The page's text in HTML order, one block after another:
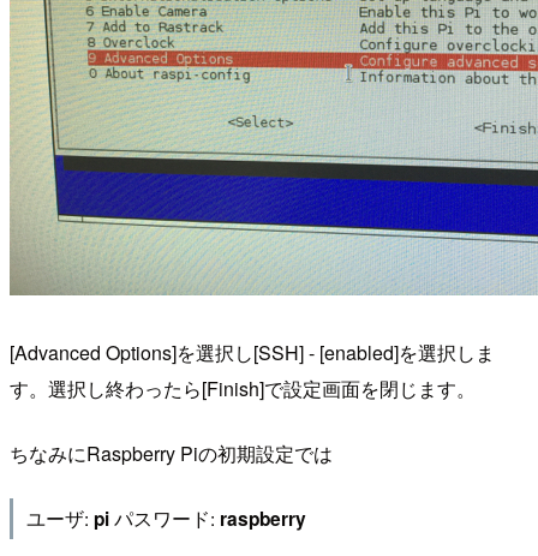
[Advanced Options]を選択し[SSH] - [enabled]を選択しま
す。選択し終わったら[Finish]で設定画面を閉じます。
ちなみにRaspberry Piの初期設定では
ユーザ: piパスワード: raspberry